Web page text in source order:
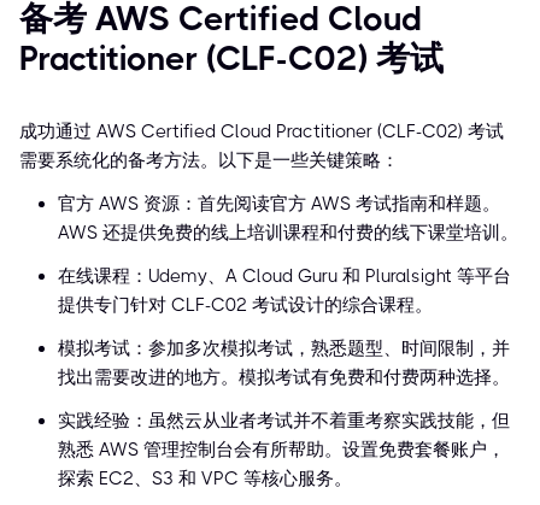
备考 AWS Certified Cloud
Practitioner (CLF-C02) 考试
成功通过 AWS Certified Cloud Practitioner (CLF-C02) 考试
需要系统化的备考方法。以下是一些关键策略：
官方 AWS 资源：首先阅读官方 AWS 考试指南和样题。
AWS 还提供免费的线上培训课程和付费的线下课堂培训。
在线课程：Udemy、A Cloud Guru 和 Pluralsight 等平台
提供专门针对 CLF-C02 考试设计的综合课程。
模拟考试：参加多次模拟考试，熟悉题型、时间限制，并
找出需要改进的地方。模拟考试有免费和付费两种选择。
实践经验：虽然云从业者考试并不着重考察实践技能，但
熟悉 AWS 管理控制台会有所帮助。设置免费套餐账户，
探索 EC2、S3 和 VPC 等核心服务。